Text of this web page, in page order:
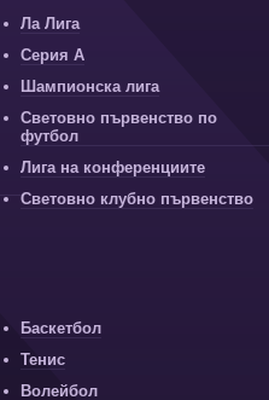
Ла Лига
Серия А
Шампионска лига
Световно първенство по
футбол
Лига на конференциите
Световно клубно първенство
Баскетбол
Тенис
Волейбол